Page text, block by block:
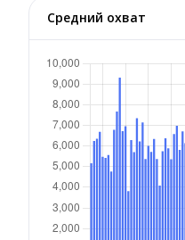
Средний охват